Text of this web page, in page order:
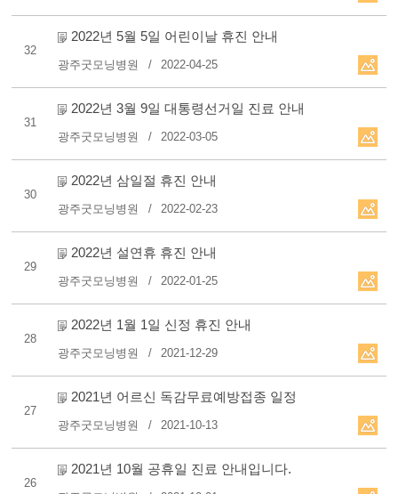
32
2022년 5월 5일 어린이날 휴진 안내
광주굿모닝병원 2022-04-25
31
2022년 3월 9일 대통령선거일 진료 안내
광주굿모닝병원 2022-03-05
30
2022년 삼일절 휴진 안내
광주굿모닝병원 2022-02-23
29
2022년 설연휴 휴진 안내
광주굿모닝병원 2022-01-25
28
2022년 1월 1일 신정 휴진 안내
광주굿모닝병원 2021-12-29
27
2021년 어르신 독감무료예방접종 일정
광주굿모닝병원 2021-10-13
26
2021년 10월 공휴일 진료 안내입니다.